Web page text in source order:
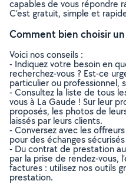
capables de vous répondre
C’est gratuit, simple et
Comment bien choisir
Voici nos conseils :
- Indiquez votre besoin en
recherchez-vous ? Est-ce
particulier ou professionnel,
- Consultez la liste de tous
vous à La Gaude ! Sur leur
proposés, les photos de
laissés par leurs clients.
- Conversez avec les
pour des échanges
- Du contrat de prestation
par la prise de rendez-vous,
factures : utilisez nos outils
prestation.